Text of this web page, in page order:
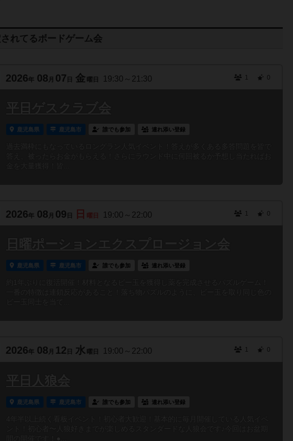
れてるボードゲーム会
2026年 08 月 07 金 曜日 19:30～21:30 1 0
平日ゲスクラブ会
鹿児島県 鹿児島市 誰でも参加 連れ添い登録
2026年 08 月 09 日 曜日 19:00～22:00 1 0
日曜ポーションエクスプロージョン会
鹿児島県 鹿児島市 誰でも参加 連れ添い登録
約1年ぶりに復活開催！材料となるビー玉を獲得し薬を完成させるパズルゲーム！
2026年 08 月 12 水 曜日 19:00～22:00 1 0
平日人狼会
鹿児島県 鹿児島市 誰でも参加 連れ添い登録